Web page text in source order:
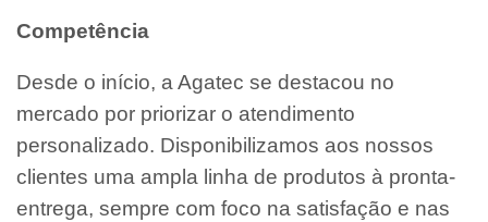
Competência
Desde o início, a Agatec se destacou no
mercado por priorizar o atendimento
personalizado. Disponibilizamos aos nossos
clientes uma ampla linha de produtos à pronta-
entrega, sempre com foco na satisfação e nas